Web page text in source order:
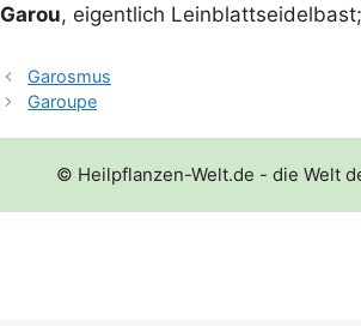
Garou, eigent­lich
Garosmus
Garoupe
© Heilpflanzen-Welt.de - die Welt